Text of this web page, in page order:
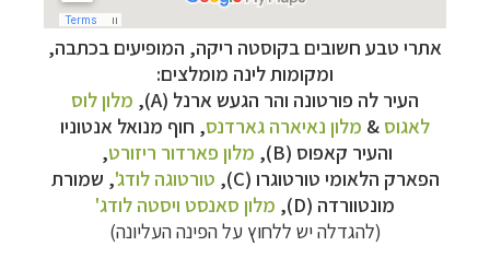
אתרי טבע חשובים בקוסטה ריקה, המופיעים בכתבה,
ומקומות לינה מומלצים:
העיר לה פורטונה והר הגעש ארנל (A),
מלון לוס
לאגוס & מלון נאיארה גארדנס, חוף מנואל אנטוניו
והעיר קאפוס (B),
מלון פארדור ריזורט,
הפארק הלאומי טורטוגרו (C),
טורטוגה לודג', שמורת
מונטוורדה (D),
מלון סאנסט ויסטה לודג'
(להגדלה יש ללחוץ על הפינה העליונה)
מסלולים מוכנים ב-11 יעדים – לחצו לבחירת המסלול
המתאים לכם »
מעטפת לוגיסטית מלאה: מלונות, רכב ופעילויות
לחצו למידע נוסף »
מערכת ניווט חכמה וליווי לאורך כל הדרך